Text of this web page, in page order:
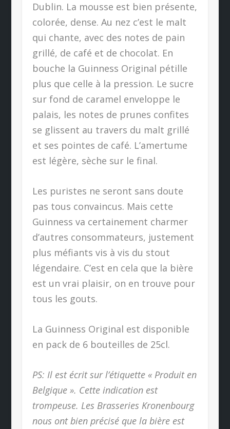
Dublin. La mousse est bien présente,
colorée, dense. Au nez c’est le malt
qui chante, avec des notes de pain
grillé, de café et de chocolat. En
bouche la Guinness Original pétille
plus que celle à la pression. Le sucre
sur fond de caramel enveloppe le
palais, les notes de prunes confites
se glissent au travers du malt grillé
et ses pointes de café. L’amertume
est légère, sèche sur le final.
Les puristes ne seront sans doute
pas tous convaincus. Mais cette
Guinness va certainement charmer
d’autres consommateurs, justement
plus méfiants vis à vis du stout
légendaire. C’est en cela que la bière
est un vrai plaisir, on en trouve pour
tous les gouts.
La Guinness Original est disponible
en pack de 6 bouteilles de 25cl.
PS: Il est écrit sur l’étiquette « Produit en
Belgique ». Cette indication est
trompeuse. Les Brasseries Kronenbourg
nous ont bien précisé que la bière est